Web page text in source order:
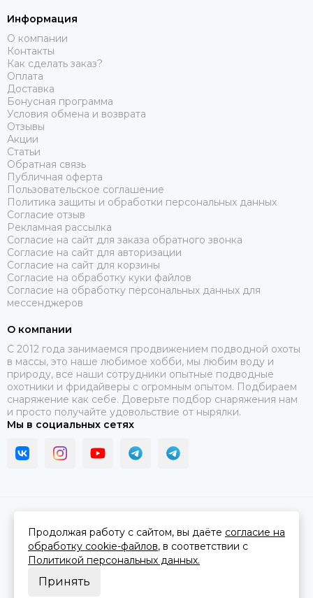
Информация
О компании
Контакты
Как сделать заказ?
Оплата
Доставка
Бонусная программа
Условия обмена и возврата
Отзывы
Акции
Статьи
Обратная связь
Публичная оферта
Пользовательское соглашение
Политика защиты и обработки персональных данных
Согласие отзыв
Рекламная рассылка
Согласие на сайт для заказа обратного звонка
Согласие на сайт для авторизации
Согласие на сайт для корзины
Согласие на обработку куки файлов
Согласие на обработку персональных данных для
мессенджеров
О компании
C 2012 года занимаемся продвижением подводной охоты
в массы, это наше любимое хобби, мы любим воду и
природу, все наши сотрудники опытные подводные
охотники и фридайверы с огромным опытом. Подбираем
снаряжение как себе. Доверьте подбор снаряжения нам
и просто получайте удовольствие от нырялки.
Мы в социальных сетях
Сделано вMOSK.STUDIOдля платформыInSales
Продолжая работу с сайтом, вы даёте согласие на
обработку cookie-файлов, в соответствии с
Политикой персональных данных.
Принять